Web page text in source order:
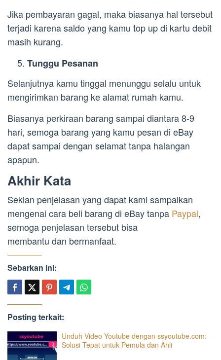
Jika pembayaran gagal, maka biasanya hal tersebut
terjadi karena saldo yang kamu top up di kartu debit
masih kurang.
Tunggu Pesanan
Selanjutnya kamu tinggal menunggu selalu untuk
mengirimkan barang ke alamat rumah kamu.
Biasanya perkiraan barang sampai diantara 8-9
hari, semoga barang yang kamu pesan di eBay
dapat sampai dengan selamat tanpa halangan
apapun.
Akhir Kata
Sekian penjelasan yang dapat kami sampaikan
mengenai cara beli barang di eBay tanpa Paypal,
semoga penjelasan tersebut bisa
membantu dan bermanfaat.
Sebarkan ini:
Posting terkait:
Unduh Video Youtube dengan ssyoutube.com:
Solusi Tepat untuk Pemula dan Ahli